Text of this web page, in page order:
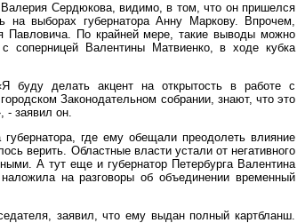
Сердюкова, видимо, в том, что он пришелся
выборах губернатора Анну Маркову. Впрочем,
Павловича. По крайней мере, такие выводы можно
соперницей Валентины Матвиенко, в ходе кубка
буду делать акцент на открытость в работе с
Законодательном собрании, знают, что это
- заявил он.
где ему обещали преодолеть влияние
верить. Областные власти устали от негативного
А тут еще и губернатор Петербурга Валентина
на разговоры об объединении временный
заявил, что ему выдан полный картбланш.